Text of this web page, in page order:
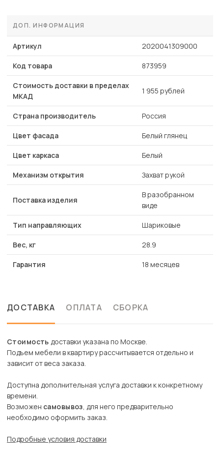
ДОП. ИНФОРМАЦИЯ
Артикул 2020041309000
Код товара 873959
Стоимость доставки в пределах
МКАД
1 955 рублей
Страна производитель Россия
Цвет фасада Белый глянец
Цвет каркаса Белый
Механизм открытия Захват рукой
Поставка изделия
В разобранном
виде
Тип направляющих Шариковые
Вес, кг 28.9
Гарантия 18 месяцев
ДОСТАВКА ОПЛАТА СБОРКА
Стоимость доставки указана по Москве.
Подъем мебели в квартиру рассчитывается отдельно и
зависит от веса заказа.
Доступна дополнительная услуга доставки к конкретному
времени.
Возможен самовывоз, для него предварительно
необходимо оформить заказ.
Подробные условия доставки